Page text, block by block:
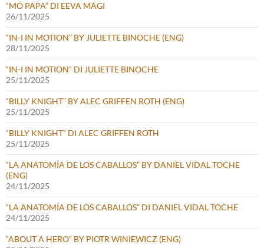
“MO PAPA” DI EEVA MÄGI
26/11/2025
“IN-I IN MOTION” BY JULIETTE BINOCHE (ENG)
28/11/2025
“IN-I IN MOTION” DI JULIETTE BINOCHE
25/11/2025
“BILLY KNIGHT” BY ALEC GRIFFEN ROTH (ENG)
25/11/2025
“BILLY KNIGHT” DI ALEC GRIFFEN ROTH
25/11/2025
“LA ANATOMÍA DE LOS CABALLOS” BY DANIEL VIDAL TOCHE
(ENG)
24/11/2025
“LA ANATOMÍA DE LOS CABALLOS” DI DANIEL VIDAL TOCHE
24/11/2025
“ABOUT A HERO” BY PIOTR WINIEWICZ (ENG)